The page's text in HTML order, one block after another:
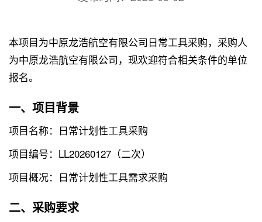
本项目为中原龙浩航空有限公司日常工具采购，采购人
为中原龙浩航空有限公司，现欢迎符合相关条件的单位
报名。
一、项目背景
项目名称：日常计划性工具采购
项目编号：LL20260127（二次）
项目概况：日常计划性工具需求采购
二、采购要求